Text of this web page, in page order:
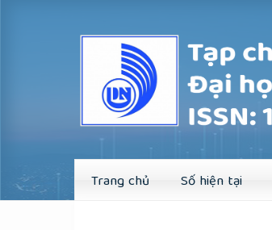
Trang chủ Số hiện tại